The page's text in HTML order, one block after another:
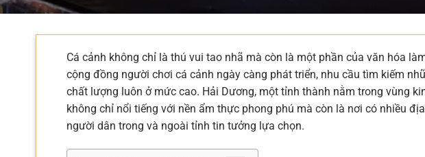
Cá cảnh không chỉ là thú vui tao nhã mà còn là một phần của văn hóa
cộng đồng người chơi cá cảnh ngày càng phát triển, nhu cầu tìm kiếm
chất lượng luôn ở mức cao. Hải Dương, một tỉnh thành nằm trong vùng
không chỉ nổi tiếng với nền ẩm thực phong phú mà còn là nơi có nhiều
người dân trong và ngoài tỉnh tin tưởng lựa chọn.